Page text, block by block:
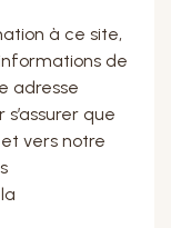
à ce site,
de
adresse
que
vers notre